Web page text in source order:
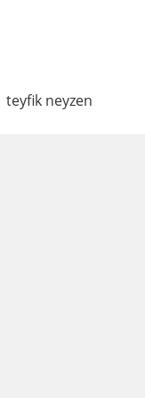
teyfik neyzen